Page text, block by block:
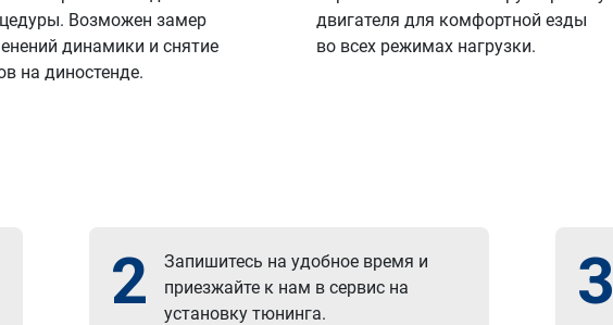
Возможен замер
динамики и снятие
на диностенде.
двигателя для комфортной езды
во всех режимах нагрузки.
2
Запишитесь на удобное время и
приезжайте к нам в сервис на
установку тюнинга.
3